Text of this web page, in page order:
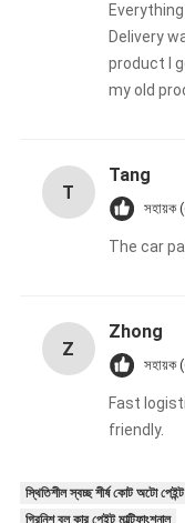
Delivery
product I
my old
T
Tang
সহায়ক
The car
Z
Zhong
সহায়ক
Fast
friendly.
স্থিতিশীল স্বচ্ছ শীর্ষ কোট অটো পেইন্ট